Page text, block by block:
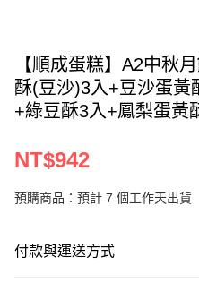
【順成蛋糕】A2中秋
酥(豆沙)3入+豆沙蛋黃
+綠豆酥3入+鳳梨蛋
NT$942
預購商品：預計 7 個工作天出貨
付款與運送方式